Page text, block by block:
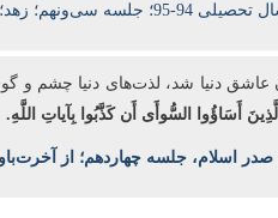
زهد؛ کلید همه خوبی‌ها
عاشق دنیا شد، لذتهای دنیا چشم و
أَسَاؤُوا السُّوأَى أَن كَذَّبُوا بِآیاتِ اللَّهِ.